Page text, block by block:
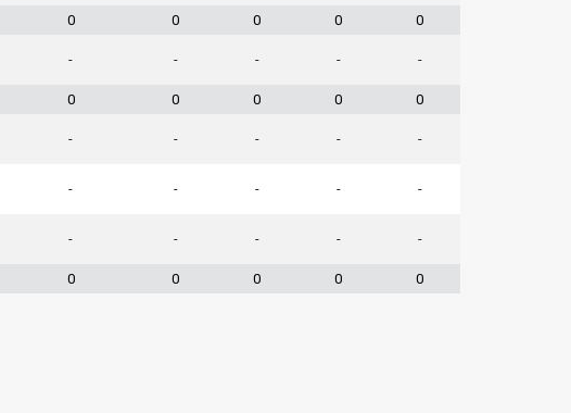
0 0 0 0 0
- - - - -
0 0 0 0 0
- - - - -
- - - - -
- - - - -
0 0 0 0 0